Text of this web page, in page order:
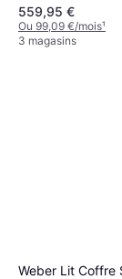
559,95 €
Ou 99,09 €/mois¹
3 magasins
Weber Lit Coffre